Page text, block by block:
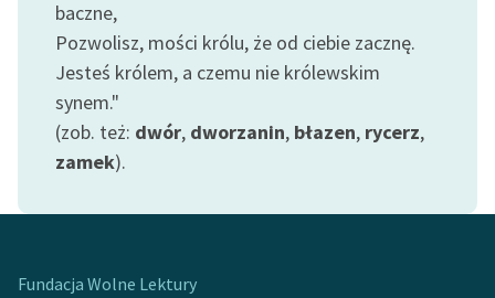
Kolekcje edukacyjne
twórców przechodzących
do domeny publicznej,
lektur szkolnych oraz
Starego Testamentu
Odkurzamy bohaterów
Szkoła Poezji Wolnych
O nas
baczne,
Pozwolisz, mości królu, że od ciebie zacznę.
Jesteś królem, a czemu nie królewskim
synem."
(zob. też: dwór, dworzanin, błazen, rycerz,
zamek).
Fundacja Wolne Lektury